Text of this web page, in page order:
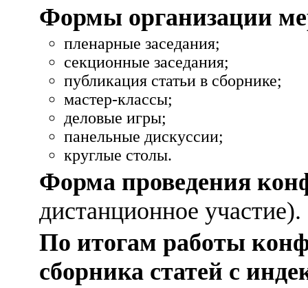
Формы организации
пленарные заседания;
секционные заседания;
публикация статьи в сборнике;
мастер-классы;
деловые игры;
панельные дискуссии;
круглые столы.
Форма проведения
дистанционное участие).
По итогам работы
сборника статей с